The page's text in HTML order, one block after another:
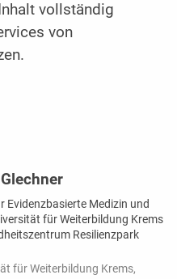
vollständig
von
Evidenzbasierte Medizin und
für Weiterbildung Krems
Resilienzpark
für Weiterbildung Krems,